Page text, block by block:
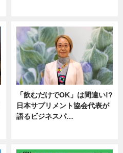
「飲むだけでOK」は間違い!?
日本サプリメント協会代表が
語るビジネスパ…